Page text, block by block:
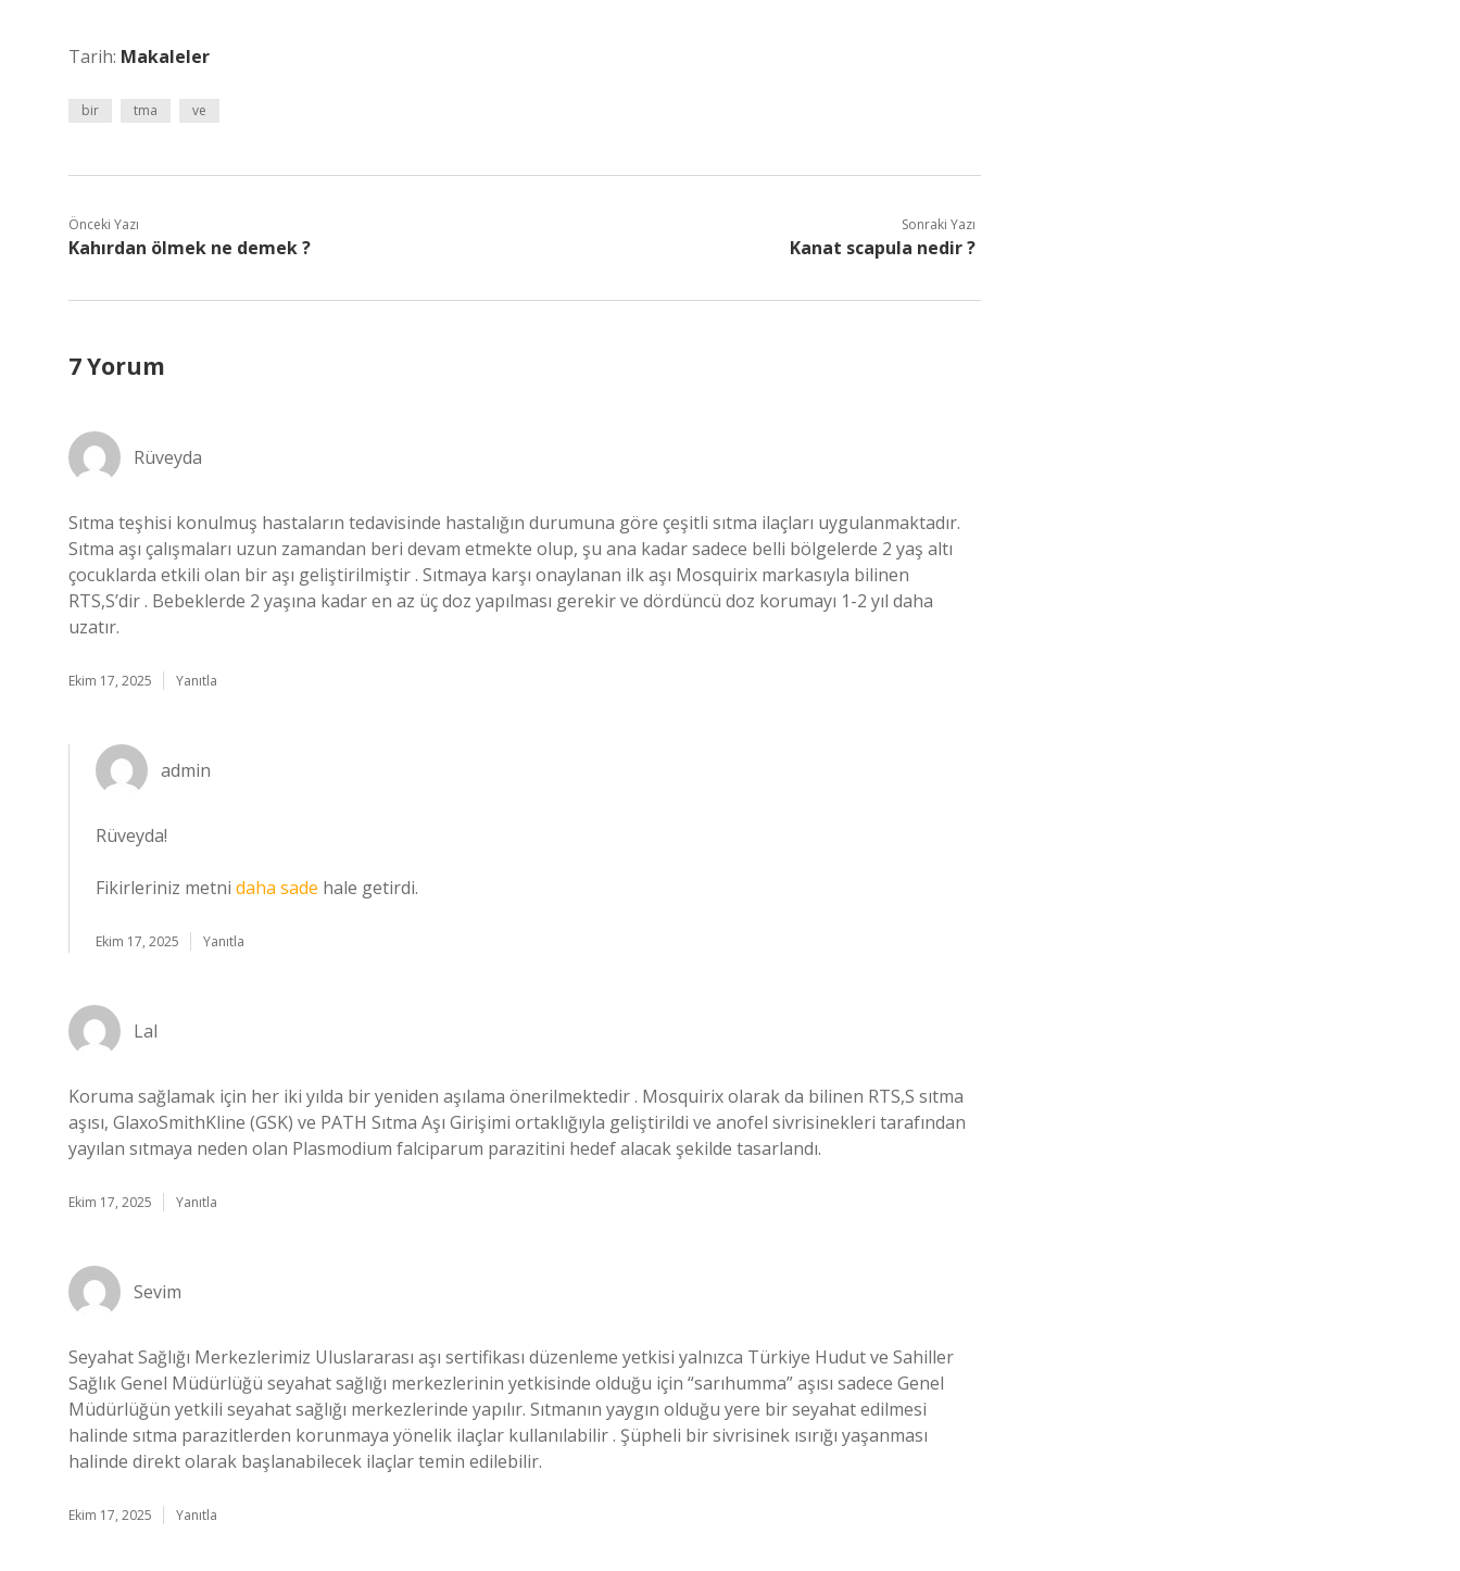
Tarih: Makaleler
bir tma ve
Önceki Yazı
Kahırdan ölmek ne demek ?
Sonraki Yazı
Kanat scapula nedir ?
7 Yorum
Rüveyda
Sıtma teşhisi konulmuş hastaların tedavisinde hastalığın durumuna göre çeşitli sıtma ilaçları uygulanmaktadır.
Sıtma aşı çalışmaları uzun zamandan beri devam etmekte olup, şu ana kadar sadece belli bölgelerde 2 yaş altı
çocuklarda etkili olan bir aşı geliştirilmiştir . Sıtmaya karşı onaylanan ilk aşı Mosquirix markasıyla bilinen
RTS,S’dir . Bebeklerde 2 yaşına kadar en az üç doz yapılması gerekir ve dördüncü doz korumayı 1-2 yıl daha
uzatır.
Ekim 17, 2025 Yanıtla
admin
Rüveyda!
Fikirleriniz metni daha sade hale getirdi.
Ekim 17, 2025 Yanıtla
Lal
Koruma sağlamak için her iki yılda bir yeniden aşılama önerilmektedir . Mosquirix olarak da bilinen RTS,S sıtma
aşısı, GlaxoSmithKline (GSK) ve PATH Sıtma Aşı Girişimi ortaklığıyla geliştirildi ve anofel sivrisinekleri tarafından
yayılan sıtmaya neden olan Plasmodium falciparum parazitini hedef alacak şekilde tasarlandı.
Ekim 17, 2025 Yanıtla
Sevim
Seyahat Sağlığı Merkezlerimiz Uluslararası aşı sertifikası düzenleme yetkisi yalnızca Türkiye Hudut ve Sahiller
Sağlık Genel Müdürlüğü seyahat sağlığı merkezlerinin yetkisinde olduğu için “sarıhumma” aşısı sadece Genel
Müdürlüğün yetkili seyahat sağlığı merkezlerinde yapılır. Sıtmanın yaygın olduğu yere bir seyahat edilmesi
halinde sıtma parazitlerden korunmaya yönelik ilaçlar kullanılabilir . Şüpheli bir sivrisinek ısırığı yaşanması
halinde direkt olarak başlanabilecek ilaçlar temin edilebilir.
Ekim 17, 2025 Yanıtla